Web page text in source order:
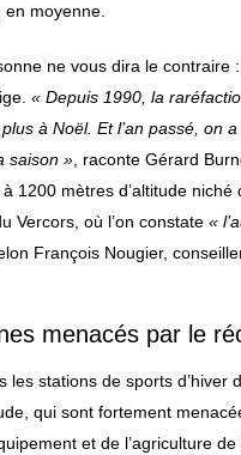
moyenne.
ne vous dira le contraire
« Depuis 1990, la
à Noël. Et l’an passé, on
saison » , raconte Gérard
1200 mètres d’altitude
Vercors, où l’on constate «
François Nougier,
menacés par le
les stations de sports d’hiver
qui sont fortement
et de l’agriculture